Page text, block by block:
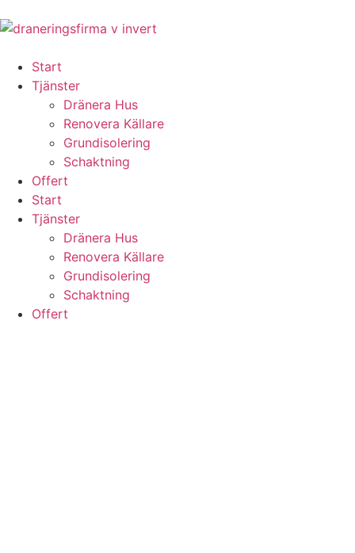
Start
Tjänster
Dränera Hus
Renovera Källare
Grundisolering
Schaktning
Offert
Start
Tjänster
Dränera Hus
Renovera Källare
Grundisolering
Schaktning
Offert